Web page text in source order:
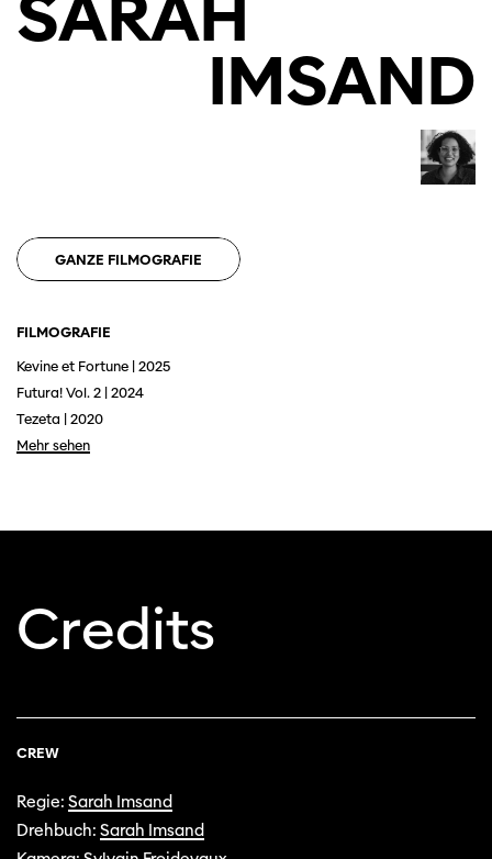
IMSAND
GANZE FILMOGRAFIE
FILMOGRAFIE
Kevine et Fortune | 2025
Futura! Vol. 2 | 2024
Tezeta | 2020
Mehr sehen
Credits
CREW
Regie: Sarah Imsand
Drehbuch: Sarah Imsand